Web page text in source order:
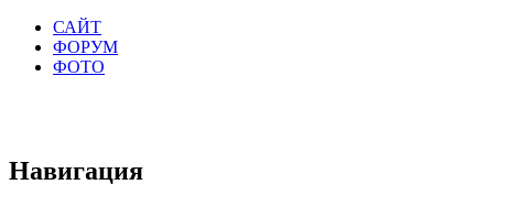
САЙТ
ФОРУМ
ФОТО
Навигация